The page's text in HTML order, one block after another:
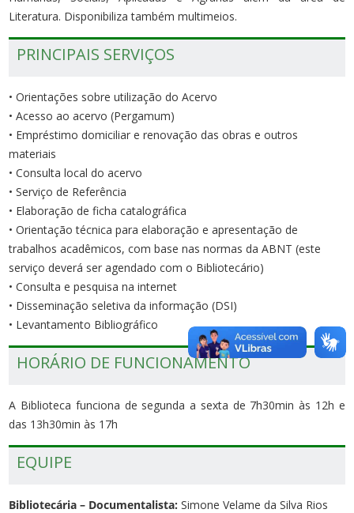
Literatura. Disponibiliza também multimeios.
PRINCIPAIS SERVIÇOS
• Orientações sobre utilização do Acervo
• Acesso ao acervo (Pergamum)
• Empréstimo domiciliar e renovação das obras e outros
materiais
• Consulta local do acervo
• Serviço de Referência
• Elaboração de ficha catalográfica
• Orientação técnica para elaboração e apresentação de
trabalhos acadêmicos, com base nas normas da ABNT (este
serviço deverá ser agendado com o Bibliotecário)
• Consulta e pesquisa na internet
• Disseminação seletiva da informação (DSI)
• Levantamento Bibliográfico
HORÁRIO DE FUNCIONAMENTO
A Biblioteca funciona de segunda a sexta de 7h30min às 12h e
das 13h30min às 17h
EQUIPE
Bibliotecária – Documentalista:Simone Velame da Silva Rios